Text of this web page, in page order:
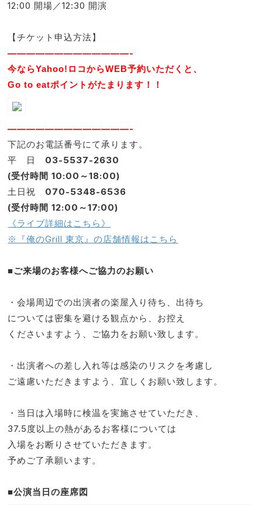
12:00 開場／12:30 開演
【チケット申込方法】
—————————————-
今ならYahoo!ロコからWEB予約いただくと、
Go to eatポイントがたまります！！
—————————————-
下記のお電話番号にて承ります。
平 日 03-5537-2630
(受付時間 10:00～18:00)
土日祝 070-5348-6536
(受付時間 12:00～17:00)
《ライブ詳細はこちら》
※『俺のGrill 東京』の店舗情報はこちら
■ご来場のお客様へご協力のお願い
・会場周辺での出演者の楽屋入り待ち、出待ち
については密集を避ける観点から、お控え
くださいますよう、ご協力をお願い致します。
・出演者への差し入れ等は感染のリスクを考慮し
ご遠慮いただきますよう、宜しくお願い致します。
・当日は入場時に検温を実施させていただき、
37.5度以上の熱があるお客様については
入場をお断りさせていただきます。
予めご了承願います。
■公演当日の座席図